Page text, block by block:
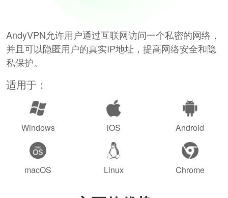
AndyVPN允许用户通过互联网访问一个私密的网络，
并且可以隐匿用户的真实IP地址，提高网络安全和隐
私保护。
适用于：
Windows iOS Android
macOS Linux Chrome